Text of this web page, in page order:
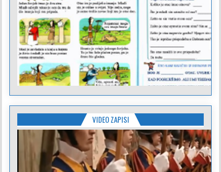
VIDEO ZAPISI